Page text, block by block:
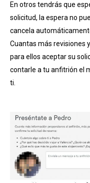
En otros tendrás que
solicitud, la espera no
cancela
Cuantas más revisiones
para ellos aceptar su
contarle a tu anfitrión el
ti.